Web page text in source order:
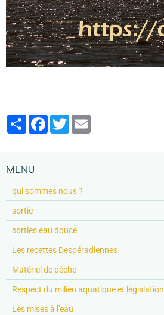
PartagerFacebook
Twitter
MENU
qui sommes nous ?
sortie
sorties eau douce
Les recettes Despéradiennes
Matériel de pêche
Respect du milieu aquatique et législation
Les mises à l'eau